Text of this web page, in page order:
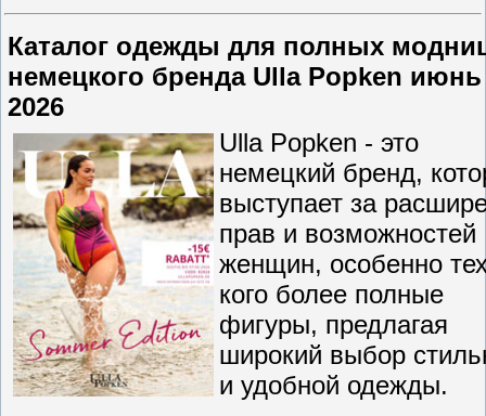
Каталог одежды для полных
немецкого бренда Ulla Popken июнь
2026
Ulla Popken - это
немецкий бренд,
выступает за
прав и возможностей
женщин, особенно
кого более полные
фигуры, предлагая
широкий выбор
и удобной одежды.